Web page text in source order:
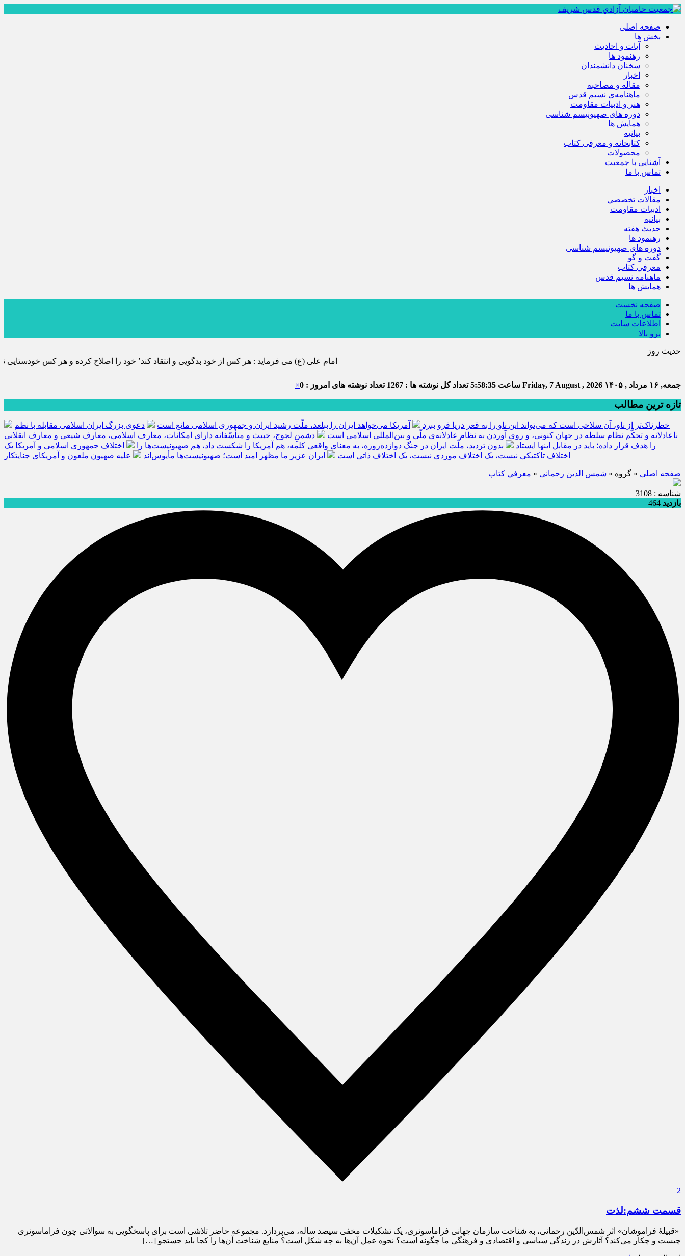
صفحه اصلی
بخش ها
آیات و احادیث
رهنمود ها
سخنان دانشمندان
اخبار
مقاله و مصاحبه
ماهنامه‌ی نسیم قدس
هنر و ادبیات مقاومت
دوره های صهیونیسم شناسی
همايش ها
بيانيه
کتابخانه و معرفی کتاب
محصولات
آشنایی با جمعیت
تماس با ما
اخبار
مقالات تخصصي
ادبيات مقاومت
بيانيه
حديث هفته
رهنمود ها
دوره های صهیونیسم شناسی
گفت و گو
معرفي كتاب
ماهنامه نسيم قدس
همايش ها
صفحه نخست
تماس با ما
اطلاعات سایت
برو بالا
حدیث روز
امام علی (ع) می فرماید : هر کس از خود بدگویی و انتقاد کند٬ خود را اصلاح کرده و هر کس خودستایی نماید٬ پس به تحقیق خویش را تباه نموده است.
جمعه, ۱۶ مرداد , ۱۴۰۵ Friday, 7 August , 2026 ساعت 5:58:35تعداد کل نوشته ها : 1267 تعداد نوشته های امروز : 0 ×
تازه ترین مطالب
خطرناک‌تر از ناو، آن سلاحی است که می‌تواند این ناو را به قعر دریا فرو ببرد آمریکا می‌خواهد ایران را ببلعد، ملّت رشید ایران و جمهوری اسلامی مانع است
دعوی بزرگ ایران اسلامی مقابله با نظم
ناعادلانه و تحکّم نظام سلطه در جهان کنونی، و روی آوردن به نظام عادلانه‌ی ملّی و بین‌المللی اسلامی است
دشمنِ لجوج، خبیث و متأسّفانه دارای امکانات، معارف اسلامی، معارف شیعی و معارف انقلابی
را هدف قرار داده؛ باید در مقابل اینها ایستاد
بدون تردید، ملّت ایران در جنگ دوازده‌روزه، به معنای واقعی کلمه، هم آمریکا را شکست داد، هم صهیونیست‌ها را
اختلاف جمهوری اسلامی و آمریکا یک
اختلاف تاکتیکی نیست، یک اختلاف موردی نیست، یک اختلاف ذاتی است
ایران عزیز ما مظهر امید است؛ صهیونیست‌ها مأیوس‌اند علیه صهیون ملعون و آمریکای جنایتکار
صفحه اصلی » گروه » شمس الدین رحمانی » معرفي كتاب
شناسه : 3108
بازدید 464
2
قسمت ششم:لذت
«قبیلۀ فراموشان» اثر شمس‌الدّین رحمانی، به شناخت سازمان جهانی فراماسونری، یک تشکیلات مخفی سیصد ساله، می‌پردازد. مجموعه حاضر تلاشی است برای پاسخگویی به سوالاتی چون فراماسونری
چیست و چکار می‌کند؟ آثارش در زندگی سیاسی و اقتصادی و فرهنگی ما چگونه است؟ نحوه عمل آن‌ها به چه شکل است؟ منابع شناخت آن‌ها را کجا باید جستجو […]